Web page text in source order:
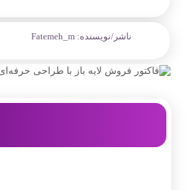
ناشر/نویسنده: Fatemeh_m